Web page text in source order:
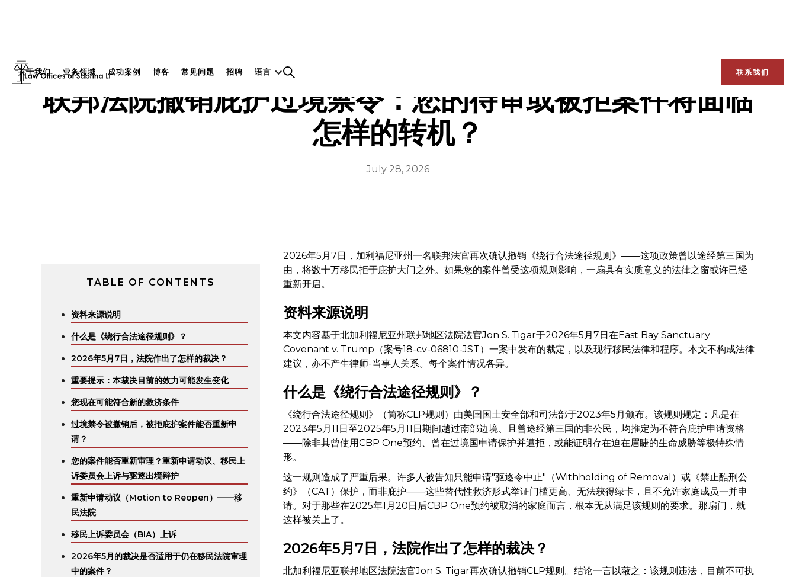
关于我们 业务领域 成功案例 博客 常见问题 招聘 语言 联系我们
联邦法院撤销庇护过境禁令：您的待审或被拒案件将面临
怎样的转机？
July 28, 2026
TABLE OF CONTENTS
资料来源说明
什么是《绕行合法途径规则》？
2026年5月7日，法院作出了怎样的裁决？
重要提示：本裁决目前的效力可能发生变化
您现在可能符合新的救济条件
过境禁令被撤销后，被拒庇护案件能否重新申
请？
您的案件能否重新审理？重新申请动议、移民上
诉委员会上诉与驱逐出境辩护
重新申请动议（Motion to Reopen）——移
民法院
移民上诉委员会（BIA）上诉
2026年5月的裁决是否适用于仍在移民法院审理
中的案件？
2026年5月7日，加利福尼亚州一名联邦法官再次确认撤销《绕行合法途径规则》——这项政策曾以途经第三国为
由，将数十万移民拒于庇护大门之外。如果您的案件曾受这项规则影响，一扇具有实质意义的法律之窗或许已经
重新开启。
资料来源说明
本文内容基于北加利福尼亚州联邦地区法院法官Jon S. Tigar于2026年5月7日在East Bay Sanctuary
Covenant v. Trump（案号18-cv-06810-JST）一案中发布的裁定，以及现行移民法律和程序。本文不构成法律
建议，亦不产生律师-当事人关系。每个案件情况各异。
什么是《绕行合法途径规则》？
《绕行合法途径规则》（简称CLP规则）由美国国土安全部和司法部于2023年5月颁布。该规则规定：凡是在
2023年5月11日至2025年5月11日期间越过南部边境、且曾途经第三国的非公民，均推定为不符合庇护申请资格
——除非其曾使用CBP One预约、曾在过境国申请保护并遭拒，或能证明存在迫在眉睫的生命威胁等极特殊情
形。
这一规则造成了严重后果。许多人被告知只能申请"驱逐令中止"（Withholding of Removal）或《禁止酷刑公
约》（CAT）保护，而非庇护——这些替代性救济形式举证门槛更高、无法获得绿卡，且不允许家庭成员一并申
请。对于那些在2025年1月20日后CBP One预约被取消的家庭而言，根本无从满足该规则的要求。那扇门，就
这样被关上了。
2026年5月7日，法院作出了怎样的裁决？
北加利福尼亚联邦地区法院法官Jon S. Tigar再次确认撤销CLP规则。结论一言以蔽之：该规则违法，目前不可执